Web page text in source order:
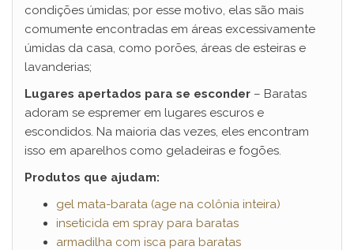
condições úmidas; por esse motivo, elas são mais
comumente encontradas em áreas excessivamente
úmidas da casa, como porões, áreas de esteiras e
lavanderias;
Lugares apertados para se esconder – Baratas
adoram se espremer em lugares escuros e
escondidos. Na maioria das vezes, eles encontram
isso em aparelhos como geladeiras e fogões.
Produtos que ajudam:
gel mata-barata (age na colônia inteira)
inseticida em spray para baratas
armadilha com isca para baratas